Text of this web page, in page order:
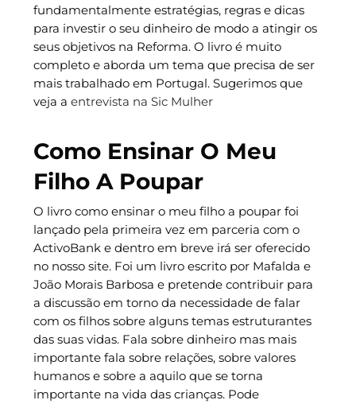
fundamentalmente estratégias, regras e dicas
para investir o seu dinheiro de modo a atingir os
seus objetivos na Reforma. O livro é muito
completo e aborda um tema que precisa de ser
mais trabalhado em Portugal. Sugerimos que
veja a entrevista na Sic Mulher
Como Ensinar O Meu
Filho A Poupar
O livro como ensinar o meu filho a poupar foi
lançado pela primeira vez em parceria com o
ActivoBank e dentro em breve irá ser oferecido
no nosso site. Foi um livro escrito por Mafalda e
João Morais Barbosa e pretende contribuir para
a discussão em torno da necessidade de falar
com os filhos sobre alguns temas estruturantes
das suas vidas. Fala sobre dinheiro mas mais
importante fala sobre relações, sobre valores
humanos e sobre a aquilo que se torna
importante na vida das crianças. Pode